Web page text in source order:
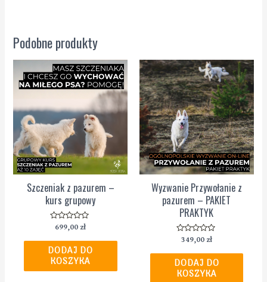
Podobne produkty
Szczeniak z pazurem –
kurs grupowy
Oceniono
na
5
699,00 zł
DODAJ DO
KOSZYKA
Wyzwanie Przywołanie z
pazurem – PAKIET
PRAKTYK
Oceniono
na
5
349,00 zł
DODAJ DO
KOSZYKA